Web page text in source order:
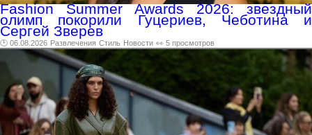
Fashion Summer Awards 2026: звездный
олимп покорили Гуцериев, Чеботина и
Сергей Зверев
🕑 06.08.2026 Развлечения Стиль Новости 👀 5 просмотров